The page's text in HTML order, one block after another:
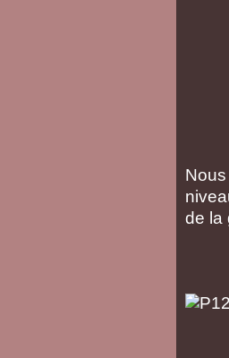
de la